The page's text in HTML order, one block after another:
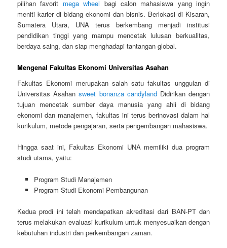
pilihan favorit mega wheel bagi calon mahasiswa yang ingin
meniti karier di bidang ekonomi dan bisnis. Berlokasi di Kisaran,
Sumatera Utara, UNA terus berkembang menjadi institusi
pendidikan tinggi yang mampu mencetak lulusan berkualitas,
berdaya saing, dan siap menghadapi tantangan global.
Mengenal Fakultas Ekonomi Universitas Asahan
Fakultas Ekonomi merupakan salah satu fakultas unggulan di
Universitas Asahansweet bonanza candylandDidirikan dengan
tujuan mencetak sumber daya manusia yang ahli di bidang
ekonomi dan manajemen, fakultas ini terus berinovasi dalam hal
kurikulum, metode pengajaran, serta pengembangan mahasiswa.
Hingga saat ini, Fakultas Ekonomi UNA memiliki dua program
studi utama, yaitu:
Program Studi Manajemen
Program Studi Ekonomi Pembangunan
Kedua prodi ini telah mendapatkan akreditasi dari BAN-PT dan
terus melakukan evaluasi kurikulum untuk menyesuaikan dengan
kebutuhan industri dan perkembangan zaman.